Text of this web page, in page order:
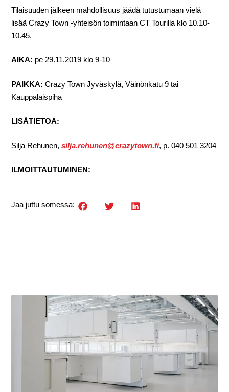
Tilaisuuden jälkeen mahdollisuus jäädä tutustumaan vielä
lisää Crazy Town -yhteisön toimintaan CT Tourilla klo 10.10-
10.45.
AIKA: pe 29.11.2019 klo 9-10
PAIKKA: Crazy Town Jyväskylä, Väinönkatu 9 tai
Kauppalaispiha
LISÄTIETOA:
Silja Rehunen,silja.rehunen@crazytown.fi, p. 040 501 3204
ILMOITTAUTUMINEN:
Jaa juttu somessa: